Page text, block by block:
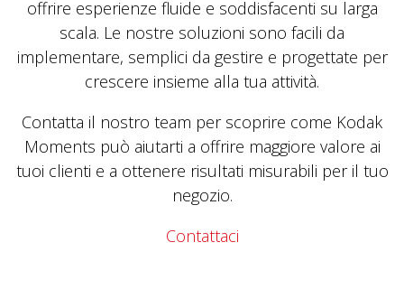
offrire esperienze fluide e soddisfacenti su larga
scala. Le nostre soluzioni sono facili da
implementare, semplici da gestire e progettate per
crescere insieme alla tua attività.
Contatta il nostro team per scoprire come Kodak
Moments può aiutarti a offrire maggiore valore ai
tuoi clienti e a ottenere risultati misurabili per il tuo
negozio.
Contattaci